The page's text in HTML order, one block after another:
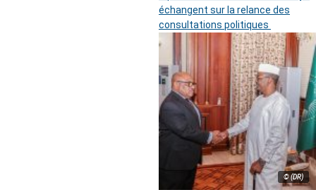
échangent sur la relance des
consultations politiques
© (DR)